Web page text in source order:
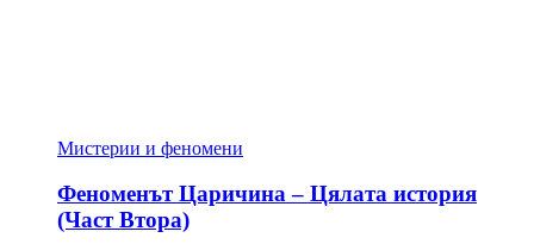
Мистерии и феномени
Феноменът Царичина – Цялата история
(Част Втора)